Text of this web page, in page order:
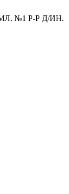
№1 Р-Р Д/ИН.